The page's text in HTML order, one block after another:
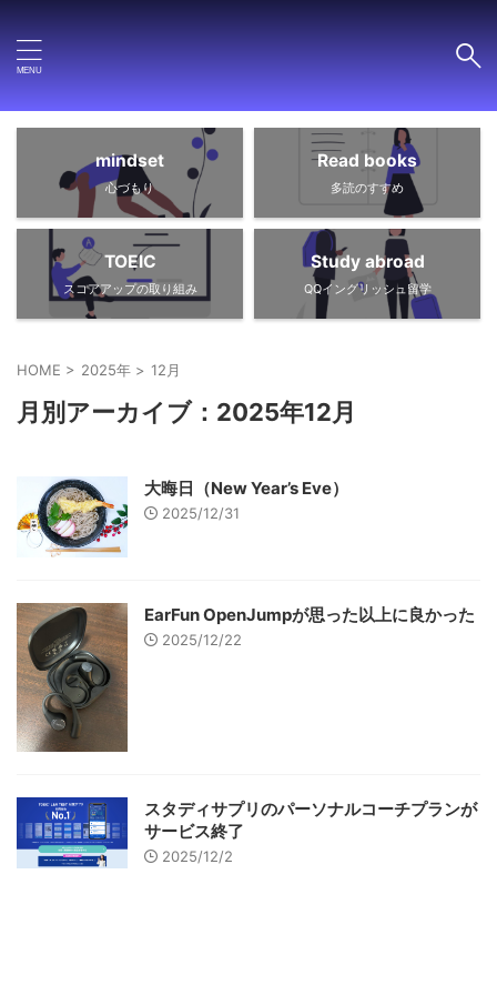
mindset
心づもり
Read books
多読のすすめ
TOEIC
スコアアップの取り組み
Study abroad
QQイングリッシュ留学
HOME > 2025年 > 12月
月別アーカイブ：2025年12月
大晦日（New Year’s Eve）
2025/12/31
EarFun OpenJumpが思った以上に良かった
2025/12/22
スタディサプリのパーソナルコーチプランが
サービス終了
2025/12/2